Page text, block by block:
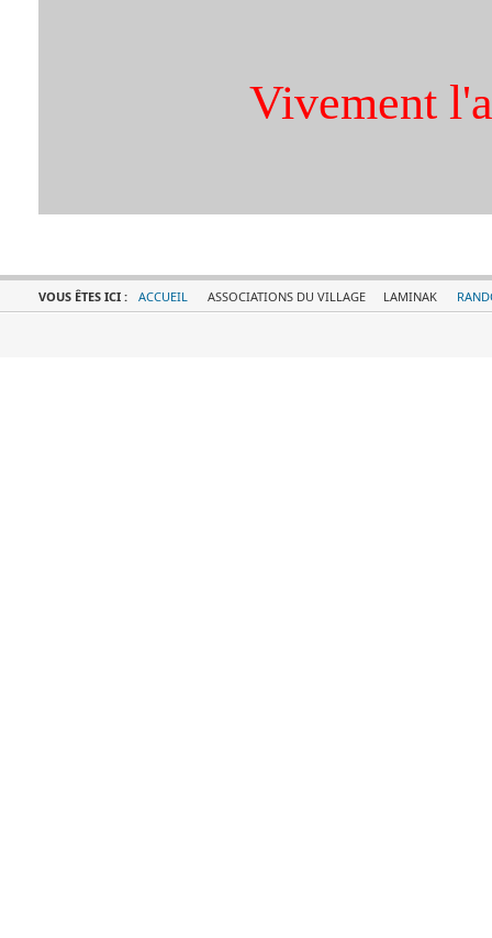
Vivement
VOUS ÊTES ICI : ACCUEIL ASSOCIATIONS DU VILLAGE LAMINAK